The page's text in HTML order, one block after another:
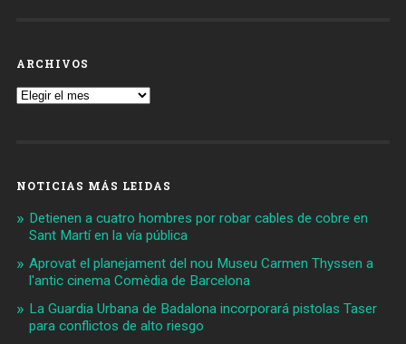
ARCHIVOS
Archivos
NOTICIAS MÁS LEIDAS
Detienen a cuatro hombres por robar cables de cobre en
Sant Martí en la vía pública
Aprovat el planejament del nou Museu Carmen Thyssen a
l'antic cinema Comèdia de Barcelona
La Guardia Urbana de Badalona incorporará pistolas Taser
para conflictos de alto riesgo